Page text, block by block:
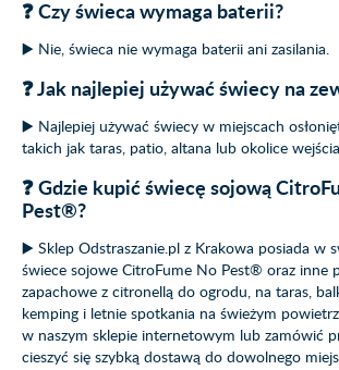
❓ Czy świeca wymaga baterii?
▶️ Nie, świeca nie wymaga baterii ani zasilania.
❓ Jak najlepiej używać świecy na
▶️ Najlepiej używać świecy w miejscach
takich jak taras, patio, altana lub okolice
❓ Gdzie kupić świecę sojową
Pest®?
▶️ Sklep Odstraszanie.pl z Krakowa posiada w
świece sojowe CitroFume No Pest® oraz inne
zapachowe z citronellą do ogrodu, na taras,
kemping i letnie spotkania na świeżym
w naszym sklepie internetowym lub zamówić
cieszyć się szybką dostawą do dowolnego